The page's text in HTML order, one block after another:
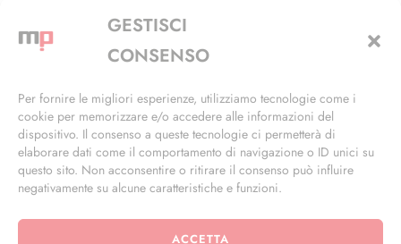
GESTISCI
CONSENSO
Per fornire le migliori esperienze, utilizziamo tecnologie come i
cookie per memorizzare e/o accedere alle informazioni del
dispositivo. Il consenso a queste tecnologie ci permetterà di
elaborare dati come il comportamento di navigazione o ID unici su
questo sito. Non acconsentire o ritirare il consenso può influire
negativamente su alcune caratteristiche e funzioni.
ACCETTA
Via Alfieri, 27 - Trezzano Sul Naviglio (MI)
+39 02 4846 3155
info@masterphil.it